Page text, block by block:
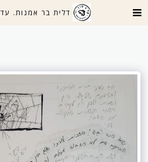
דלית בר אמנות. עד 4 טון